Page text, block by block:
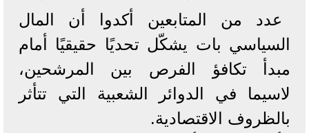
عدد من المتابعين أكدوا أن المال
السياسي بات يشكّل تحديًا حقيقيًا أمام
مبدأ تكافؤ الفرص بين المرشحين،
لاسيما في الدوائر الشعبية التي تتأثر
بالظروف الاقتصادية.